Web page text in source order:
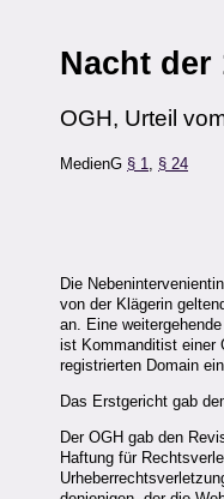
Nacht der
OGH, Urteil
MedienG § 1, § 24
Die
von der Klägerin
an. Eine
ist Kommanditist einer
registrierten Domain
Das Erstgericht gab
Der OGH gab den
Haftung für